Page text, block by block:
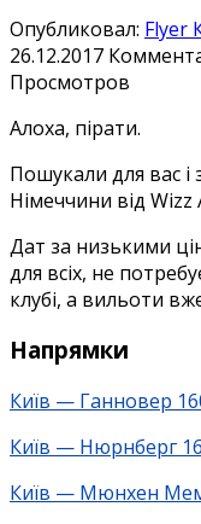
Опубликовал: Flyer
26.12.2017
Просмотров
Алоха, пірати.
Пошукали для вас
Німеччини від Wizz
Дат за низькими
для всіх, не
клубі, а вильоти
Напрямки
Київ — Ганновер
Київ — Нюрнберг
Київ — Мюнхен